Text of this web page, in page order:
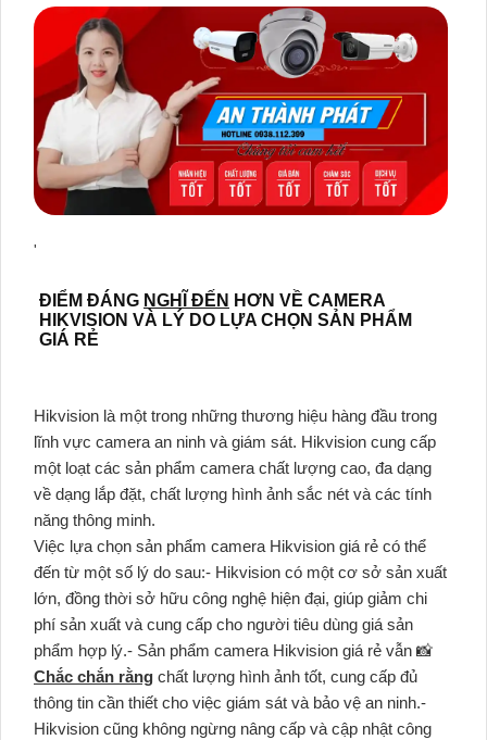
'
ĐIỂM ĐÁNG NGHĨ ĐẾN HƠN VỀ CAMERA
HIKVISION VÀ LÝ DO LỰA CHỌN SẢN PHẨM
GIÁ RẺ
Hikvision là một trong những thương hiệu hàng đầu trong
lĩnh vực camera an ninh và giám sát. Hikvision cung cấp
một loạt các sản phẩm camera chất lượng cao, đa dạng
về dạng lắp đặt, chất lượng hình ảnh sắc nét và các tính
năng thông minh.
Việc lựa chọn sản phẩm camera Hikvision giá rẻ có thể
đến từ một số lý do sau:- Hikvision có một cơ sở sản xuất
lớn, đồng thời sở hữu công nghệ hiện đại, giúp giảm chi
phí sản xuất và cung cấp cho người tiêu dùng giá sản
phẩm hợp lý.- Sản phẩm camera Hikvision giá rẻ vẫn 📸
Chắc chắn rằng chất lượng hình ảnh tốt, cung cấp đủ
thông tin cần thiết cho việc giám sát và bảo vệ an ninh.-
Hikvision cũng không ngừng nâng cấp và cập nhật công